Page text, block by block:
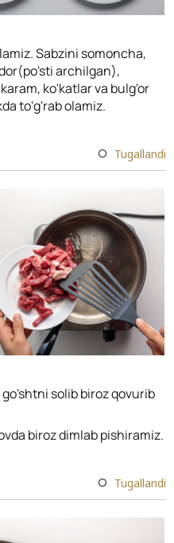
Sabzini somoncha,
archilgan),
ko'katlar va bulg'or
to'g'rab olamiz.
Tugallandi
solib biroz qovurib
biroz dimlab pishiramiz.
Tugallandi